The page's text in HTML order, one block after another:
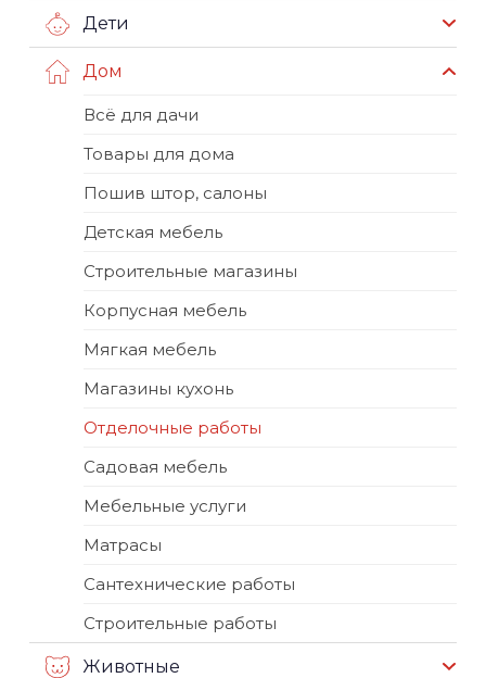
Дети
Дом
Всё для дачи
Товары для дома
Пошив штор, салоны
Детская мебель
Строительные магазины
Корпусная мебель
Мягкая мебель
Магазины кухонь
Отделочные работы
Садовая мебель
Мебельные услуги
Матрасы
Сантехнические работы
Строительные работы
Животные